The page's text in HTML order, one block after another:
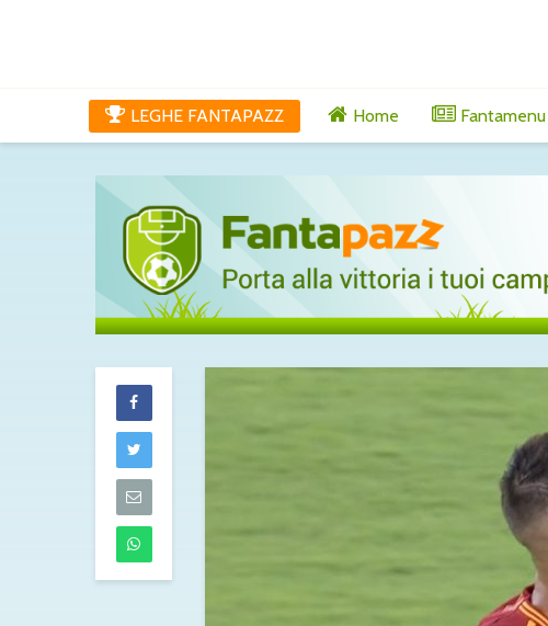
LEGHE FANTAPAZZ Home Fantamenu
Maldini al Cagliari, affare
dell’Atalanta
Touré al Parma,
accordo definito: visite
mediche in corso